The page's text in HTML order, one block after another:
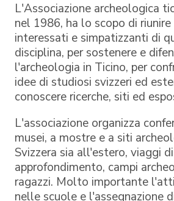
L'Associazione archeologica
nel 1986, ha lo scopo di
interessati e simpatizzanti di
disciplina, per sostenere e
l'archeologia in Ticino, per
idee di studiosi svizzeri ed
conoscere ricerche, siti ed
L'associazione organizza
musei, a mostre e a siti
Svizzera sia all'estero, viaggi
approfondimento, campi
ragazzi. Molto importante
nelle scuole e l'assegnazione